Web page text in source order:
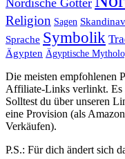
Religion Sagen
Sprache Symbolik
Ägypten Ägyptische
Die meisten empfohlenen
Affiliate-Links verlinkt. Es
Solltest du über unseren
eine Provision (als
Verkäufen).
P.S.: Für dich ändert sich